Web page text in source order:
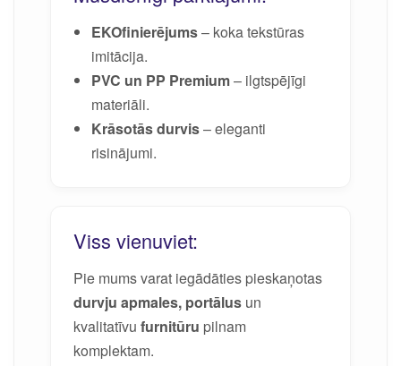
EKOfinierējums– koka tekstūras
imitācija.
PVC un PP Premium– ilgtspējīgi
materiāli.
Krāsotās durvis– eleganti
risinājumi.
Viss vienuviet:
Pie mums varat iegādāties pieskaņotas
durvju apmales, portālus un
kvalitatīvu furnitūru pilnam
komplektam.